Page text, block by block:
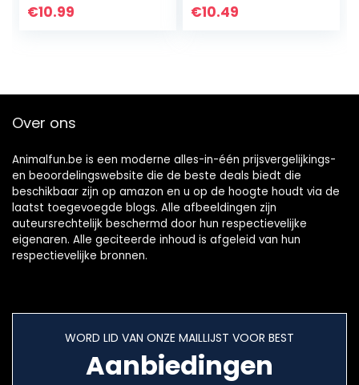
Mode Hagedis
€10.99
van leer, hagedis,
€10.49
Over ons
Animalfun.be is een moderne alles-in-één prijsvergelijkings-
en beoordelingswebsite die de beste deals biedt die
beschikbaar zijn op amazon en u op de hoogte houdt via de
laatst toegevoegde blogs. Alle afbeeldingen zijn
auteursrechtelijk beschermd door hun respectievelijke
eigenaren. Alle geciteerde inhoud is afgeleid van hun
respectievelijke bronnen.
WORD LID VAN ONZE MAILLIJST VOOR BEST
Aanbiedingen